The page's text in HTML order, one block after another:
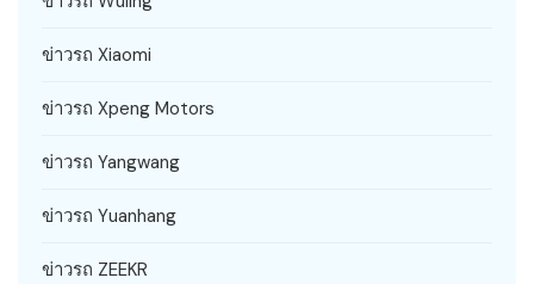
ข่าวรถ Xiaomi
ข่าวรถ Xpeng Motors
ข่าวรถ Yangwang
ข่าวรถ Yuanhang
ข่าวรถ ZEEKR